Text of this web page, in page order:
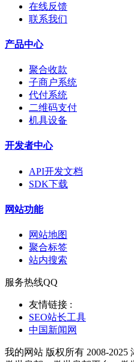
在线反馈
联系我们
产品中心
聚合收款
子商户系统
代付系统
二维码支付
机具设备
开发者中心
API开发文档
SDK下载
网站功能
网站地图
聚合标签
站内搜索
服务热线QQ
友情链接 :
SEO站长工具
中国新闻网
我的网站 版权所有 2008-